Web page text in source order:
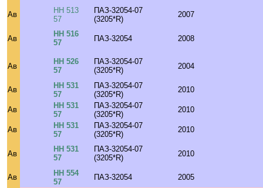
Ав
НН 513
57
ПАЗ-32054-07
(3205*R)
2007
Ав
НН 516
57
ПАЗ-32054 2008
Ав
НН 526
57
ПАЗ-32054-07
(3205*R)
2004
Ав
НН 531
57
ПАЗ-32054-07
(3205*R)
2010
Ав
НН 531
57
ПАЗ-32054-07
(3205*R)
2010
Ав
НН 531
57
ПАЗ-32054-07
(3205*R)
2010
Ав
НН 531
57
ПАЗ-32054-07
(3205*R)
2010
Ав
НН 554
57
ПАЗ-32054 2005